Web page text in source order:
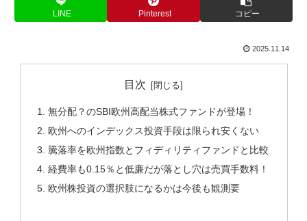
LINE Pinterest コピー
2025.11.14
目次
無分配？のSBI欧州高配当株式ファンドが登場！
欧州へのインデックス投資手段は限られ安くない
騰落率を欧州指数とフィディリティファンドと比較
経費率も0.15％と低廉だが落とし穴は売買手数料！
欧州株投資の選択肢になるかは今後も観測要